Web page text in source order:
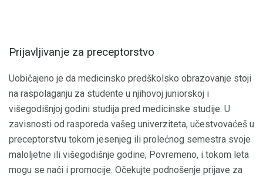
Prijavljivanje za preceptorstvo
Uobičajeno je da medicinsko predškolsko obrazovanje stoji
na raspolaganju za studente u njihovoj juniorskoj i
višegodišnjoj godini studija pred medicinske studije. U
zavisnosti od rasporeda vašeg univerziteta, učestvovaćeš u
preceptorstvu tokom jesenjeg ili prolećnog semestra svoje
maloljetne ili višegodišnje godine; Povremeno, i tokom leta
mogu se naći i promocije. Očekujte podnošenje prijave za